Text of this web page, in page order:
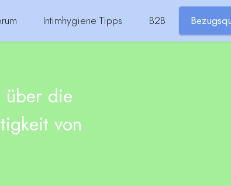
Intimhygiene Tipps B2B
über die
von